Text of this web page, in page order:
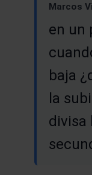
Marcos
en un
baja
la
divisa